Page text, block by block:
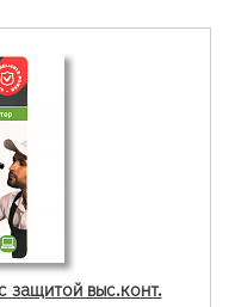
защитой выс.конт.